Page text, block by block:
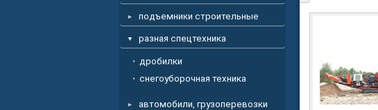
подъемники строительные
разная спецтехника
дробилки
снегоуборочная техника
автомобили, грузоперевозки